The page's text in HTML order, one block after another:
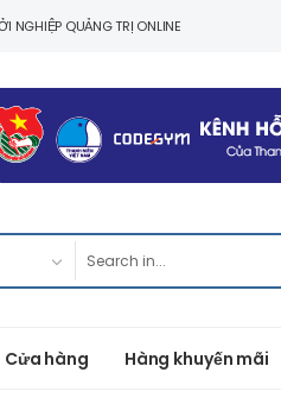
NGHIỆP QUẢNG TRỊ ONLINE
Cửa hàng Hàng khuyến mãi